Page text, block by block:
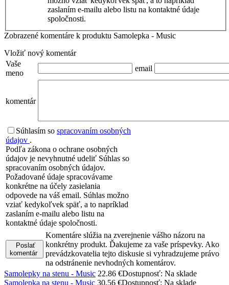
zaslaním e-mailu alebo listu na kontaktné údaje
spoločnosti.
Zobrazené komentáre k produktu Samolepka - Music
Vložiť nový komentár
Vaše
meno
email
komentár
Súhlasím so spracovaním osobných
údajov .
Podľa zákona o ochrane osobných
údajov je nevyhnutné udeliť Súhlas so
spracovaním osobných údajov.
Požadované údaje spracovávame
konkrétne na účely zasielania
odpovede na váš email. Súhlas možno
vziať kedykoľvek späť, a to napríklad
zaslaním e-mailu alebo listu na
kontaktné údaje spoločnosti.
Poslať
komentár
Komentáre slúžia na zverejnenie vášho názoru na
konkrétny produkt. Ďakujeme za vaše príspevky. Ako
prevádzkovatelia tejto diskusie si vyhradzujeme právo
na odstránenie nevhodných komentárov.
Samolepky na stenu - Music 22.86 €Dostupnosť: Na sklade
Samolepka na stenu - Music 30.56 €Dostupnosť: Na sklade